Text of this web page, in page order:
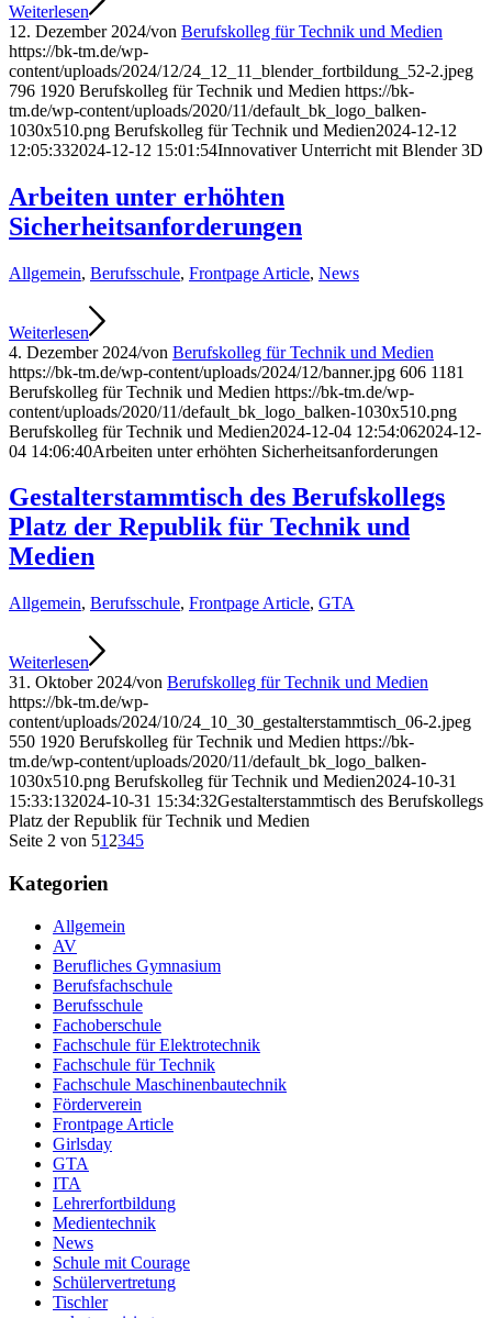
Weiterlesen
12. Dezember 2024/von Berufskolleg für Technik und Medien
https://bk-tm.de/wp-
content/uploads/2024/12/24_12_11_blender_fortbildung_52-2.jpeg
796 1920 Berufskolleg für Technik und Medien https://bk-
tm.de/wp-content/uploads/2020/11/default_bk_logo_balken-
1030x510.png Berufskolleg für Technik und Medien2024-12-12
12:05:332024-12-12 15:01:54Innovativer Unterricht mit Blender 3D
Arbeiten unter erhöhten
Sicherheitsanforderungen
Allgemein, Berufsschule, Frontpage Article, News
Weiterlesen
4. Dezember 2024/von Berufskolleg für Technik und Medien
https://bk-tm.de/wp-content/uploads/2024/12/banner.jpg 606 1181
Berufskolleg für Technik und Medien https://bk-tm.de/wp-
content/uploads/2020/11/default_bk_logo_balken-1030x510.png
Berufskolleg für Technik und Medien2024-12-04 12:54:062024-12-
04 14:06:40Arbeiten unter erhöhten Sicherheitsanforderungen
Gestalterstammtisch des Berufskollegs
Platz der Republik für Technik und
Medien
Allgemein, Berufsschule, Frontpage Article, GTA
Weiterlesen
31. Oktober 2024/von Berufskolleg für Technik und Medien
https://bk-tm.de/wp-
content/uploads/2024/10/24_10_30_gestalterstammtisch_06-2.jpeg
550 1920 Berufskolleg für Technik und Medien https://bk-
tm.de/wp-content/uploads/2020/11/default_bk_logo_balken-
1030x510.png Berufskolleg für Technik und Medien2024-10-31
15:33:132024-10-31 15:34:32Gestalterstammtisch des Berufskollegs
Platz der Republik für Technik und Medien
Seite 2 von 51 2345
Kategorien
Allgemein
AV
Berufliches Gymnasium
Berufsfachschule
Berufsschule
Fachoberschule
Fachschule für Elektrotechnik
Fachschule für Technik
Fachschule Maschinenbautechnik
Förderverein
Frontpage Article
Girlsday
GTA
ITA
Lehrerfortbildung
Medientechnik
News
Schule mit Courage
Schülervertretung
Tischler